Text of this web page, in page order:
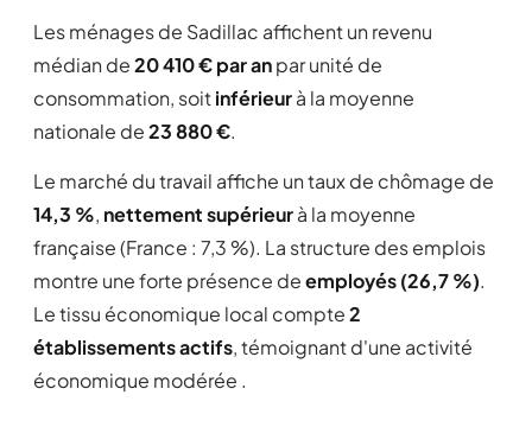
Les ménages de Sadillac affichent un revenu
médian de20 410 € par anpar unité de
consommation, soitinférieurà la moyenne
nationale de23 880 €.
Le marché du travail affiche un taux de chômage de
14,3 %, nettement supérieurà la moyenne
française (France : 7,3 %). La structure des emplois
montre une forte présence deemployés (26,7 %).
Le tissu économique local compte2
établissements actifs, témoignant d'une activité
économique modérée .